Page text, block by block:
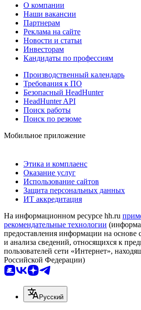
О компании
Наши вакансии
Партнерам
Реклама на сайте
Новости и статьи
Инвесторам
Кандидаты по профессиям
Производственный календарь
Требования к ПО
Безопасный HeadHunter
HeadHunter API
Поиск работы
Поиск по резюме
Мобильное приложение
Этика и комплаенс
Оказание услуг
Использование сайтов
Защита персональных данных
ИТ аккредитация
На информационном ресурсе hh.ru
рекомендательные технологии
предоставления информации на основе
и анализа сведений, относящихся к
пользователей сети «Интернет»,
Российской Федерации)
Русский